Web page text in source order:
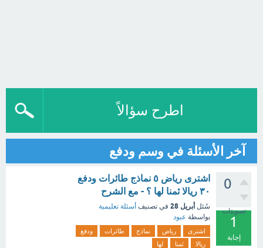
اطرح سؤالاً
آخر الأسئلة في وسم ودفع
0
تصويتات
1
إجابة
اشترى رياض ٥ نماذج طائرات ودفع
٣٠ ريالا ثمنا لها ؟ - مع الشرح
سُئل أبريل 28 في تصنيف أسئلة تعليمية
بواسطة عبود
اشترى رياض نماذج طائرات
ودفع
ريالا
ثمنا لها